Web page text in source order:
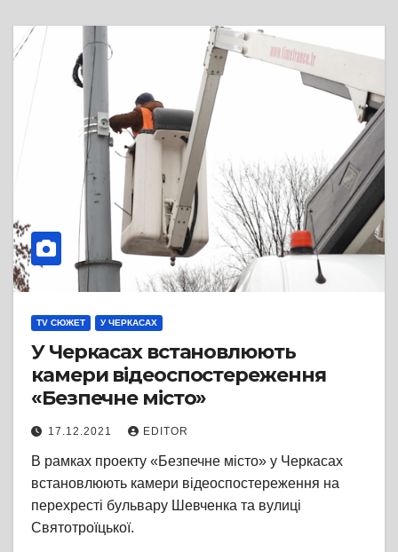
TV СЮЖЕТ У ЧЕРКАСАХ
У Черкасах встановлюють
камери відеоспостереження
«Безпечне місто»
17.12.2021 EDITOR
В рамках проекту «Безпечне місто» у Черкасах
встановлюють камери відеоспостереження на
перехресті бульвару Шевченка та вулиці
Святотроїцької.